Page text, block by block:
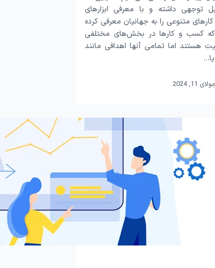
توجهی داشته و با معرفی ابزارهای
متنوعی را به جهانیان معرفی کرده
کسب و کارها در بخش‌های مختلفی
هستند اما تمامی آنها اهدافی مانند
11, 2024